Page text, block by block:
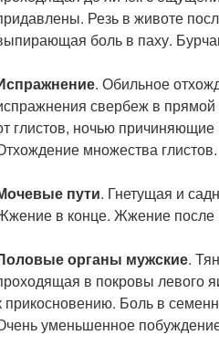
Резь в животе
боль в паху.
. Обильное
свербеж в прямой
глистов, ночью причиняющие
множества глистов.
пути. Гнетущая и
в конце. Жжение после
органы мужские.
в покровы левого
прикосновению. Боль в
уменьшенное